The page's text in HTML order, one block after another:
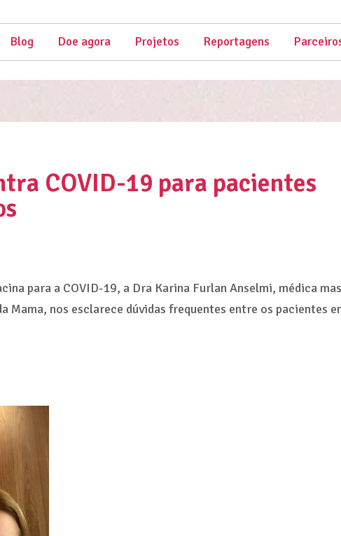
Blog Doe agora Projetos Reportagens
COVID-19 para pacientes
para a COVID-19, a Dra Karina Furlan Anselmi, médica
Mama, nos esclarece dúvidas frequentes entre os pacientes